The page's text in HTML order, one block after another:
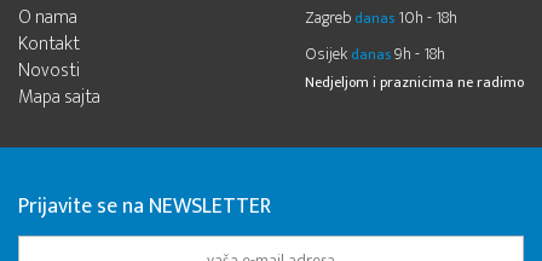
O nama
Kontakt
Novosti
Mapa sajta
Zagreb danas 10h - 18h
Osijek danas9h - 18h
Nedjeljom i praznicima ne radimo
Prijavite se na NEWSLETTER